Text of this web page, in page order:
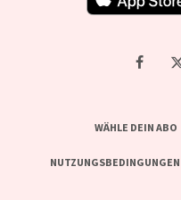
WÄHLE DEIN ABO
NUTZUNGSBEDINGUNGEN